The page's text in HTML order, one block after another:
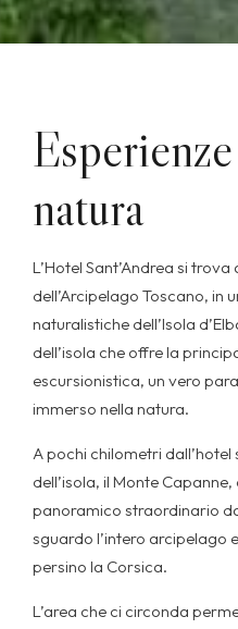
natura
L’Hotel Sant’Andrea si
dell’Arcipelago Toscano, in
naturalistiche dell’Isola
dell’isola che offre la
escursionistica, un vero
immerso nella natura.
A pochi chilometri dall’hotel
dell’isola, il Monte
panoramico straordinario
sguardo l’intero arcipelago
persino la Corsica.
L’area che ci circonda